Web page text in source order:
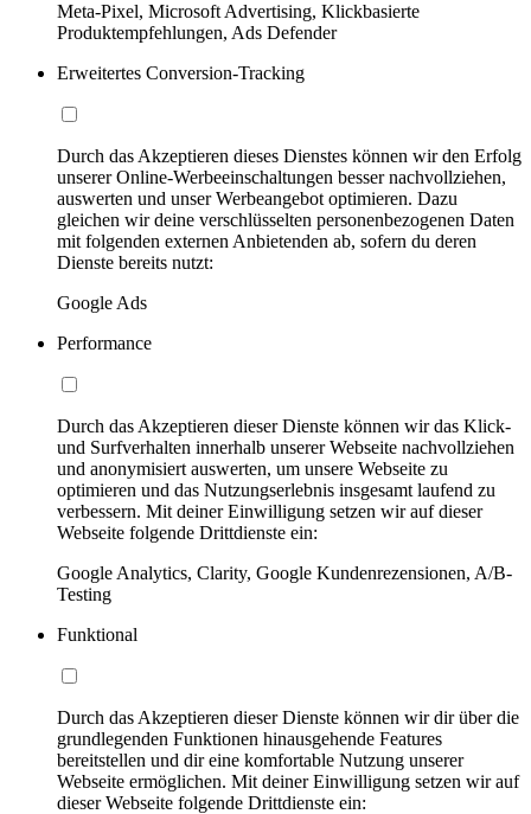
Meta-Pixel, Microsoft Advertising, Klickbasierte
Produktempfehlungen, Ads Defender
Erweitertes Conversion-Tracking
Durch das Akzeptieren dieses Dienstes können wir den Erfolg
unserer Online-Werbeeinschaltungen besser nachvollziehen,
auswerten und unser Werbeangebot optimieren. Dazu
gleichen wir deine verschlüsselten personenbezogenen Daten
mit folgenden externen Anbietenden ab, sofern du deren
Dienste bereits nutzt:
Google Ads
Performance
Durch das Akzeptieren dieser Dienste können wir das Klick-
und Surfverhalten innerhalb unserer Webseite nachvollziehen
und anonymisiert auswerten, um unsere Webseite zu
optimieren und das Nutzungserlebnis insgesamt laufend zu
verbessern. Mit deiner Einwilligung setzen wir auf dieser
Webseite folgende Drittdienste ein:
Google Analytics, Clarity, Google Kundenrezensionen, A/B-
Testing
Funktional
Durch das Akzeptieren dieser Dienste können wir dir über die
grundlegenden Funktionen hinausgehende Features
bereitstellen und dir eine komfortable Nutzung unserer
Webseite ermöglichen. Mit deiner Einwilligung setzen wir auf
dieser Webseite folgende Drittdienste ein: